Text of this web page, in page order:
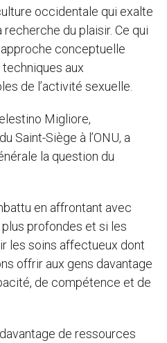
occidentale qui exalte
recherche du plaisir. Ce qui
conceptuelle
aux
de l’activité sexuelle.
Migliore,
Saint-Siège à l’ONU, a
la question du
en affrontant avec
profondes et si les
les soins affectueux dont
offrir aux gens davantage
de compétence et de
de ressources